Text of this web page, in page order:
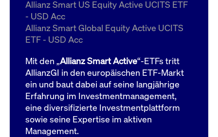
Allianz Smart US Equity Active UCITS ETF
- USD Acc
Allianz Smart Global Equity Active UCITS
ETF - USD Acc
Mit den „Allianz Smart Active“-ETFs tritt
AllianzGI in den europäischen ETF-Markt
ein und baut dabei auf seine langjährige
Erfahrung im Investmentmanagement,
eine diversifizierte Investmentplattform
sowie seine Expertise im aktiven
Management.
ApplicationGatewayAffinityCORS
boerse.com